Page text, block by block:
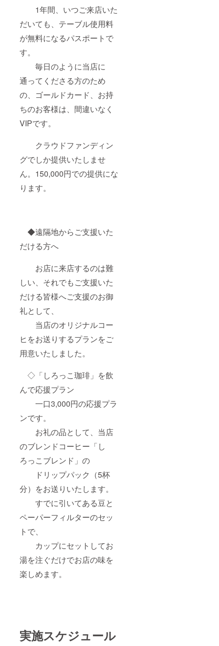
1年間、いつご来店いた
だいても、テーブル使用料
が無料になるパスポートで
す。
毎日のように当店に
通ってくださる方のため
の、ゴールドカード、お持
ちのお客様は、間違いなく
VIPです。
クラウドファンディン
グでしか提供いたしませ
ん。150,000円での提供にな
ります。
◆遠隔地からご支援いた
だける方へ
お店に来店するのは難
しい、それでもご支援いた
だける皆様へご支援のお御
礼として、
当店のオリジナルコー
ヒをお送りするプランをご
用意いたしました。
◇「しろっこ珈琲」を飲
んで応援プラン
一口3,000円の応援プラ
ンです。
お礼の品として、当店
のブレンドコーヒー「し
ろっこブレンド」の
ドリップパック（5杯
分）をお送りいたします。
すでに引いてある豆と
ペーパーフィルターのセッ
トで、
カップにセットしてお
湯を注ぐだけでお店の味を
楽しめます。
実施スケジュール